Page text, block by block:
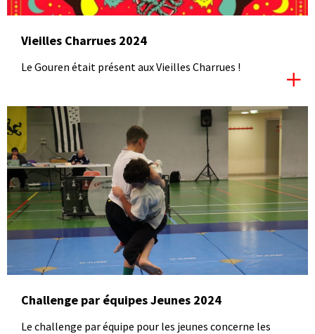
Vieilles Charrues 2024
Le Gouren était présent aux Vieilles Charrues !
Challenge par équipes Jeunes 2024
Le challenge par équipe pour les jeunes concerne les